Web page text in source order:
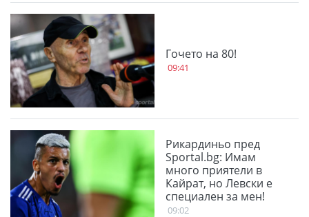
Гочето на 80!
09:41
Рикардиньо пред
Sportal.bg: Имам
много приятели в
Кайрат, но Левски е
специален за мен!
09:02